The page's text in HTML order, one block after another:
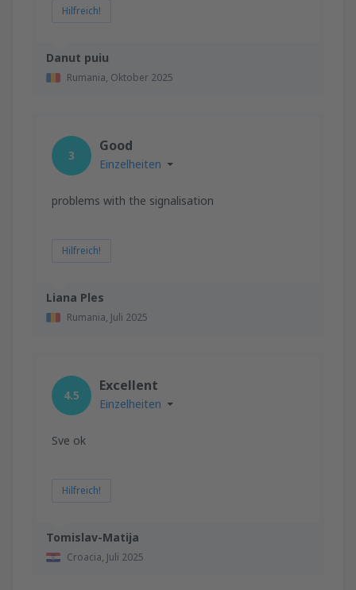
Danut puiu
Rumania, Oktober 2025
Hilfreich!
Liana Ples
Rumania, Juli 2025
3
Good
Einzelheiten
problems with the signalisation
Hilfreich!
Tomislav-Matija
Croacia, Juli 2025
4.5
Excellent
Einzelheiten
Sve ok
Hilfreich!